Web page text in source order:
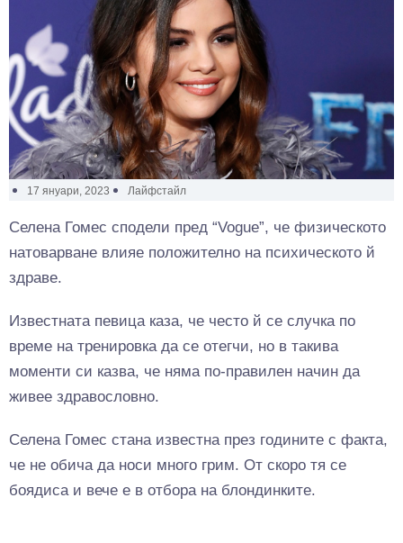
17 януари, 2023 Лайфстайл
Селена Гомес сподели пред “Vogue”, че физическото
натоварване влияе положително на психическото й
здраве.
Известната певица каза, че често й се случка по
време на тренировка да се отегчи, но в такива
моменти си казва, че няма по-правилен начин да
живее здравословно.
Селена Гомес стана известна през годините с факта,
че не обича да носи много грим. От скоро тя се
боядиса и вече е в отбора на блондинките.